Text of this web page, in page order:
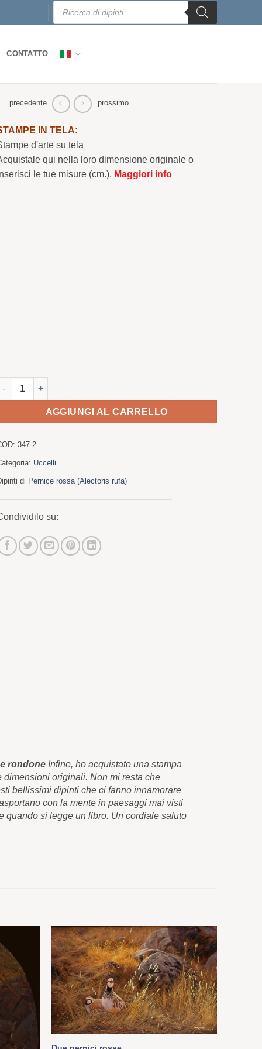
Ricerca
prodotti
CONTATTO
precedente prossimo
IN TELA:
d'arte su tela
qui nella loro dimensione originale o
le tue misure (cm.). Maggiori info
rossa che canta quantità
AGGIUNGI AL CARRELLO
347-2
Uccelli
di Pernice rossa (Alectoris rufa)
su:
rondone Infine, ho acquistato una stampa
dimensioni originali. Non mi resta che
bellissimi dipinti che ci fanno innamorare
con la mente in paesaggi mai visti
quando si legge un libro. Un cordiale saluto